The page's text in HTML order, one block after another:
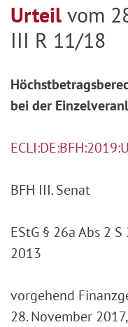
Urteil vom
III R 11/18
bei der
BFH III. Senat
EStG § 26a Abs 2 S
2013
vorgehend
28. November